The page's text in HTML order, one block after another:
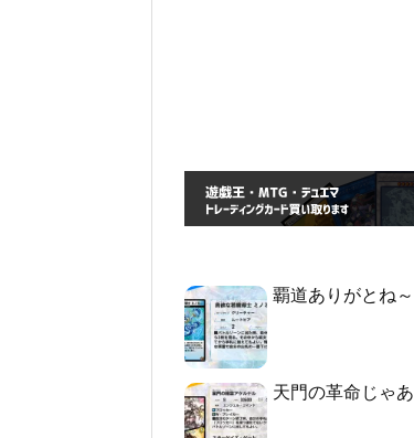
覇道ありがとね～
天門の革命じゃあ